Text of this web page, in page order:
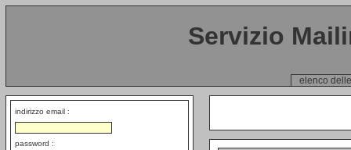
Servizio
elenco
indirizzo email :
password :